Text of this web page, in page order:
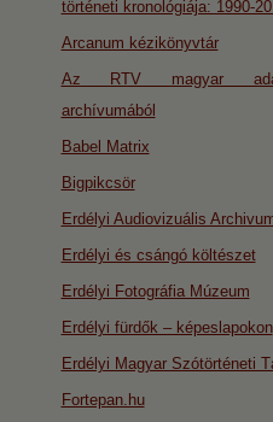
történeti kronológiája: 1990-
Arcanum kézikönyvtár
Az RTV magyar
archívumából
Babel Matrix
Bigpikcsör
Erdélyi Audiovizuális
Erdélyi és csángó költészet
Erdélyi Fotográfia Múzeum
Erdélyi fürdők – képeslapokon
Erdélyi Magyar Szótörténeti
Fortepan.hu